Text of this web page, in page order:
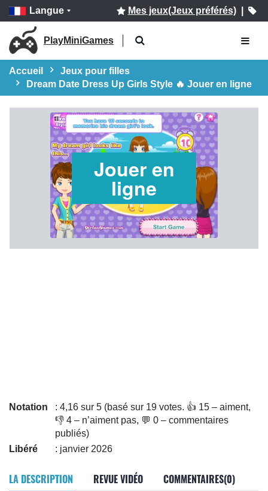
Langue Mes jeux(Jeux préférés)|
PlayMiniGames
Accueil
Jeux pour filles
Dream Date Dress Up Girls Style 🔥 Jouer en ligne
Jouer en
ligne
Notation
: 4,16 sur 5 (basé sur 19 votes. 👍 15 – aiment,
👎 4 – n’aiment pas, 💬 0 – commentaires
publiés)
Libéré
: janvier 2026
LA DESCRIPTION REVUE VIDÉO COMMENTAIRES(0)